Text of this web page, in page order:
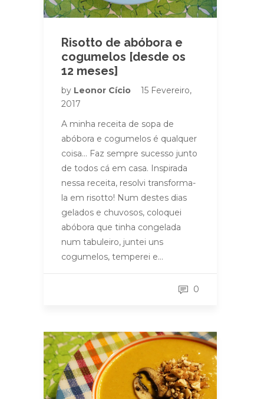
Risotto de abóbora e
cogumelos [desde os
12 meses]
by Leonor Cício
15 Fevereiro,
2017
A minha receita de sopa de
abóbora e cogumelos é qualquer
coisa… Faz sempre sucesso junto
de todos cá em casa. Inspirada
nessa receita, resolvi transforma-
la em risotto! Num destes dias
gelados e chuvosos, coloquei
abóbora que tinha congelada
num tabuleiro, juntei uns
cogumelos, temperei e…
0